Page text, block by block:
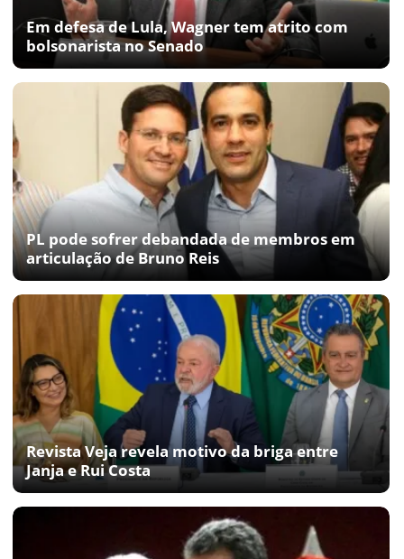
Em defesa de Lula, Wagner tem atrito com
bolsonarista no Senado
PL pode sofrer debandada de membros em
articulação de Bruno Reis
Revista Veja revela motivo da briga entre
Janja e Rui Costa